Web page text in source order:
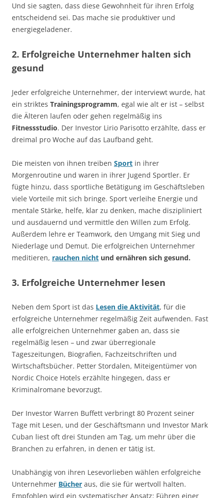
Und sie sagten, dass diese Gewohnheit für ihren Erfolg
entscheidend sei. Das mache sie produktiver und
energiegeladener.
2. Erfolgreiche Unternehmer halten sich
gesund
Jeder erfolgreiche Unternehmer, der interviewt wurde, hat
ein striktes Trainingsprogramm, egal wie alt er ist – selbst
die Älteren laufen oder gehen regelmäßig ins
Fitnessstudio. Der Investor Lirio Parisotto erzählte, dass er
dreimal pro Woche auf das Laufband geht.
Die meisten von ihnen treiben Sport in ihrer
Morgenroutine und waren in ihrer Jugend Sportler. Er
fügte hinzu, dass sportliche Betätigung im Geschäftsleben
viele Vorteile mit sich bringe. Sport verleihe Energie und
mentale Stärke, helfe, klar zu denken, mache diszipliniert
und ausdauernd und vermittle den Willen zum Erfolg.
Außerdem lehre er Teamwork, den Umgang mit Sieg und
Niederlage und Demut. Die erfolgreichen Unternehmer
meditieren, rauchen nicht und ernähren sich gesund.
3. Erfolgreiche Unternehmer lesen
Neben dem Sport ist das Lesen die Aktivität, für die
erfolgreiche Unternehmer regelmäßig Zeit aufwenden. Fast
alle erfolgreichen Unternehmer gaben an, dass sie
regelmäßig lesen – und zwar überregionale
Tageszeitungen, Biografien, Fachzeitschriften und
Wirtschaftsbücher. Petter Stordalen, Miteigentümer von
Nordic Choice Hotels erzählte hingegen, dass er
Kriminalromane bevorzugt.
Der Investor Warren Buffett verbringt 80 Prozent seiner
Tage mit Lesen, und der Geschäftsmann und Investor Mark
Cuban liest oft drei Stunden am Tag, um mehr über die
Branchen zu erfahren, in denen er tätig ist.
Unabhängig von ihren Lesevorlieben wählen erfolgreiche
Unternehmer Bücher aus, die sie für wertvoll halten.
Empfohlen wird ein systematischer Ansatz: Führen einer